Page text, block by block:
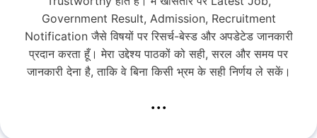
Government Result, Admission, Recruitment
Notification जैसे विषयों पर रिसर्च-बेस्ड और अपडेटेड जानकारी
प्रदान करता हूँ। मेरा उद्देश्य पाठकों को सही, सरल और समय पर
जानकारी देना है, ताकि वे बिना किसी भ्रम के सही निर्णय ले सकें।
...